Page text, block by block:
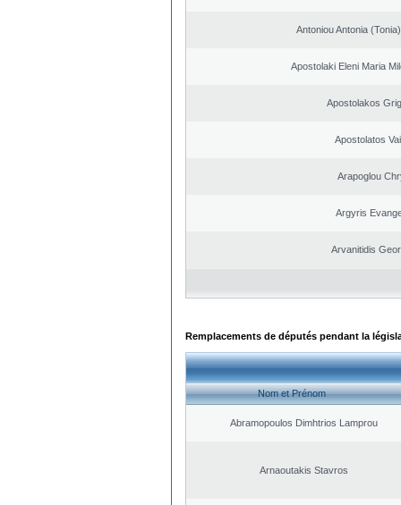
Antoniou Antonia
Apostolaki Eleni Maria
Apostolakos
Apostolatos
Arapoglou
Argyris
Arvanitidis
Remplacements de députés pendant la
Nom et Prénom
Abramopoulos Dimhtrios Lamprou
Arnaoutakis Stavros